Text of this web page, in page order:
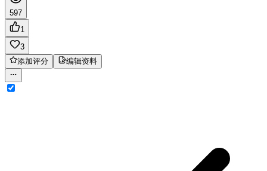
597
1
3
添加评分
编辑资料